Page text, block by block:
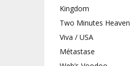
Kingdom
Two Minutes Heaven
Viva / USA
Métastase